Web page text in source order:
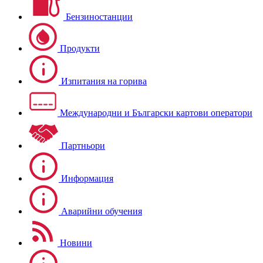
Бензиностанции
Продукти
Изпитания на горива
Международни и Български картови оператори
Партньори
Информация
Аварийни обучения
Новини